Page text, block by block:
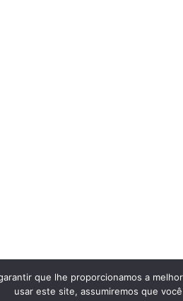
que lhe proporcionamos a
usar este site, assumiremos que